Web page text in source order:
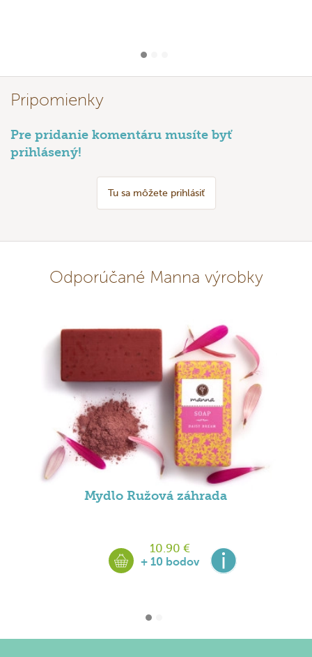
Pripomienky
Pre pridanie komentáru musíte byť
prihlásený!
Tu sa môžete prihlásiť
Odporúčané Manna výrobky
Mydlo Ružová záhrada
10.90 €
+ 10 bodov